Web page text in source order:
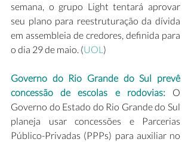
semana, o grupo Light tentará aprovar
seu plano para reestruturação da dívida
em assembleia de credores, definida para
o dia 29 de maio. (UOL )
Governo do Rio Grande do Sul prevê
concessão de escolas e rodovias: O
Governo do Estado do Rio Grande do Sul
planeja usar concessões e Parcerias
Público-Privadas (PPPs) para auxiliar no